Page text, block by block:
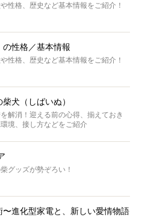
性格、歴史など基本情報をご紹介！
性格／基本情報
性格、歴史など基本情報をご紹介！
犬（しばいぬ）
解消！迎える前の心得、揃えておき
境、接し方などをご紹介
グッズが勢ぞろい！
〜進化型家電と、新しい愛情物語